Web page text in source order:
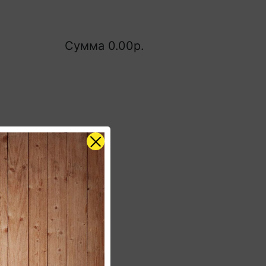
Сумма 0.00р.